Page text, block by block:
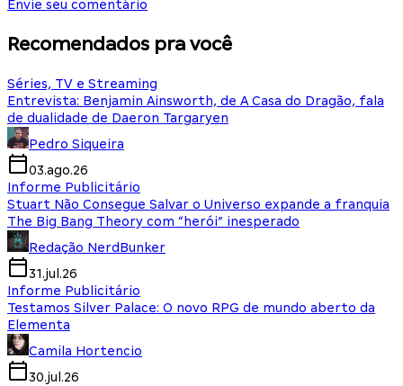
Envie seu comentário
Recomendados pra você
Séries, TV e Streaming
Entrevista: Benjamin Ainsworth, de A Casa do Dragão, fala
de dualidade de Daeron Targaryen
Pedro Siqueira
03.ago.26
Informe Publicitário
Stuart Não Consegue Salvar o Universo expande a franquia
The Big Bang Theory com “herói” inesperado
Redação NerdBunker
31.jul.26
Informe Publicitário
Testamos Silver Palace: O novo RPG de mundo aberto da
Elementa
Camila Hortencio
30.jul.26